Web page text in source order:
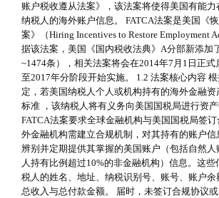
账户税收遵从法案》，该法案将使得美国有能
纳税人的海外账户信息。 FATCA法案是美国《
案》（Hiring Incentives to Restore Employment
据该法案，美国《国内税收法典》A分部新添加
~1474条），相关法案将会在2014年7月1日正式
至2017年分阶段开始实施。 1.2 法案核心内容
定，若美国纳税人个人或机构持有的海外金融
标准 ，该纳税人将有义务向美国国税局进行资产
FATCA法案要求全球金融机构与美国国税局签
外金融机构需建立合规机制，对其持有的账户信
辨别并定期提供其掌握的美国账户（包括自然
人持有比例超过10%的非金融机构）信息。这些
税人的姓名、地址、纳税识别号、账号、账户余
总收入与总付款金额。 届时，未签订合规协议